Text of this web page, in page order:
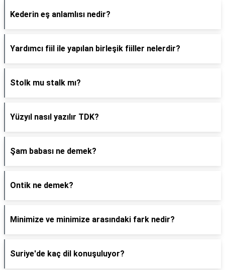
Kederin eş anlamlısı nedir?
Yardımcı fiil ile yapılan birleşik fiiller nelerdir?
Stolk mu stalk mı?
Yüzyıl nasıl yazılır TDK?
Şam babası ne demek?
Ontik ne demek?
Minimize ve minimize arasındaki fark nedir?
Suriye'de kaç dil konuşuluyor?